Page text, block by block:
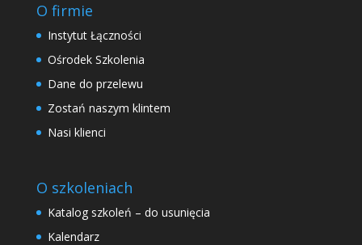
O firmie
Instytut Łączności
Ośrodek Szkolenia
Dane do przelewu
Zostań naszym klintem
Nasi klienci
O szkoleniach
Katalog szkoleń – do usunięcia
Kalendarz